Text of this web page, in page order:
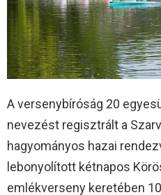
A versenybíróság 20
nevezést regisztrált a
hagyományos hazai
lebonyolított kétnapos
emlékverseny keretében